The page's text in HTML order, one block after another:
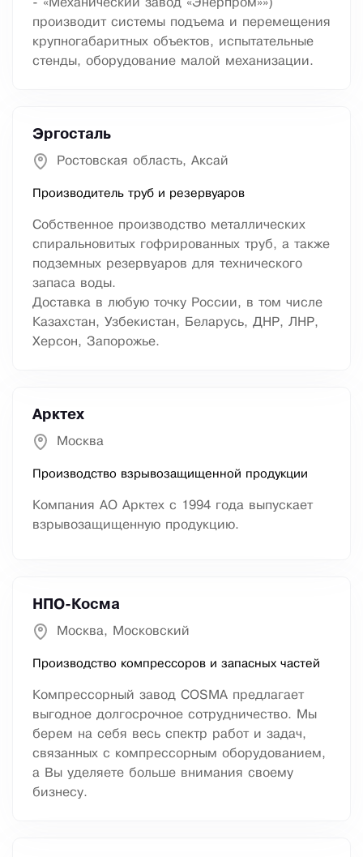
- «Механический завод «Энерпром»»)
производит системы подъема и перемещения
крупногабаритных объектов, испытательные
стенды, оборудование малой механизации.
Эргосталь
Ростовская область, Аксай
Производитель труб и резервуаров
Собственное производство металлических
спиральновитых гофрированных труб, а также
подземных резервуаров для технического
запаса воды.
Доставка в любую точку России, в том числе
Казахстан, Узбекистан, Беларусь, ДНР, ЛНР,
Херсон, Запорожье.
Арктех
Москва
Производство взрывозащищенной продукции
Компания АО Арктех с 1994 года выпускает
взрывозащищенную продукцию.
НПО-Косма
Москва, Московский
Производство компрессоров и запасных частей
Компрессорный завод COSMA предлагает
выгодное долгосрочное сотрудничество. Мы
берем на себя весь спектр работ и задач,
связанных с компрессорным оборудованием,
а Вы уделяете больше внимания своему
бизнесу.